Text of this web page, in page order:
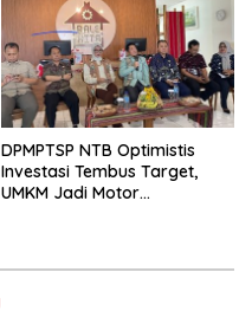
DPMPTSP NTB Optimistis
Investasi Tembus Target,
UMKM Jadi Motor